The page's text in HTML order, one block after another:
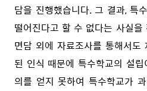
담을 진행했습니다. 그 결과, 특
떨어진다고 할 수 없다는 사실
면담 외에 자료조사를 통해서도
된 인식 때문에 특수학교의 설
의를 얻지 못하여 특수학교가